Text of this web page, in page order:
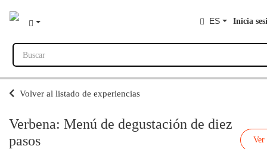
ES Inicia
Buscar
Volver al listado de experiencias
Verbena: Menú de degustación de diez
pasos
Ver